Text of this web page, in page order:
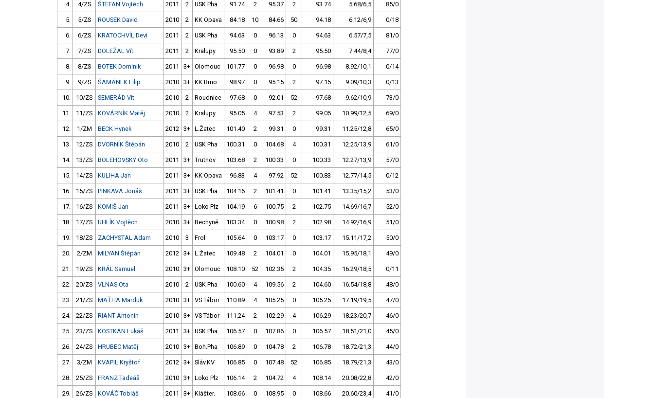
4. 4/ZS ŠTEFAN Vojtěch 2011 2 USK Pha 91.74 2 95.37 2 93.74 5.68/6,5 85/0
5. 5/ZS ROUSEK David 2010 2 KK Opava 84.18 10 84.66 50 94.18 6.12/6,9 0/18
6. 6/ZS KRATOCHVÍL Devi 2011 2 USK Pha 94.63 0 96.13 0 94.63 6.57/7,5 81/0
7. 7/ZS DOLEŽAL Vít 2011 2 Kralupy 95.50 0 93.89 2 95.50 7.44/8,4 77/0
8. 8/ZS BOTEK Dominik 2011 3+ Olomouc 101.77 0 96.98 0 96.98 8.92/10,1 0/14
9. 9/ZS ŠAMÁNEK Filip 2010 3+ KK Brno 98.97 0 95.15 2 97.15 9.09/10,3 0/13
10. 10/ZS SEMERÁD Vít 2010 2 Roudnice 97.68 0 92.01 52 97.68 9.62/10,9 73/0
11. 11/ZS KOVÁRNÍK Matěj 2010 2 Kralupy 95.05 4 97.53 2 99.05 10.99/12,5 69/0
12. 1/ZM BECK Hynek 2012 3+ L.Žatec 101.40 2 99.31 0 99.31 11.25/12,8 65/0
13. 12/ZS DVORNÍK Štěpán 2010 2 USK Pha 100.31 0 104.68 4 100.31 12.25/13,9 61/0
14. 13/ZS BOLEHOVSKÝ Oto 2011 3+ Trutnov 103.68 2 100.33 0 100.33 12.27/13,9 57/0
15. 14/ZS KULIHA Jan 2011 3+ KK Opava 96.83 4 97.92 52 100.83 12.77/14,5 0/12
16. 15/ZS PINKAVA Jonáš 2011 3+ USK Pha 104.16 2 101.41 0 101.41 13.35/15,2 53/0
17. 16/ZS KOMIŠ Jan 2011 3+ Loko Plz 104.19 6 100.75 2 102.75 14.69/16,7 52/0
18. 17/ZS UHLÍK Vojtěch 2010 3+ Bechyně 103.34 0 100.98 2 102.98 14.92/16,9 51/0
19. 18/ZS ZACHYSTAL Adam 2010 3 Frol 105.64 0 103.17 0 103.17 15.11/17,2 50/0
20. 2/ZM MILYAN Štěpán 2012 3+ L.Žatec 109.48 2 104.01 0 104.01 15.95/18,1 49/0
21. 19/ZS KRÁL Samuel 2010 3+ Olomouc 108.10 52 102.35 2 104.35 16.29/18,5 0/11
22. 20/ZS VLNAS Ota 2010 2 USK Pha 100.60 4 109.56 2 104.60 16.54/18,8 48/0
23. 21/ZS MAŤHA Marduk 2010 3+ VS Tábor 110.89 4 105.25 0 105.25 17.19/19,5 47/0
24. 22/ZS RIANT Antonín 2010 3+ VS Tábor 111.24 2 102.29 4 106.29 18.23/20,7 46/0
25. 23/ZS KOSTKAN Lukáš 2011 3+ USK Pha 106.57 0 107.86 0 106.57 18.51/21,0 45/0
26. 24/ZS HRUBEC Matěj 2010 3+ Boh.Pha 106.89 0 104.78 2 106.78 18.72/21,3 44/0
27. 3/ZM KVAPIL Kryštof 2012 3+ Sláv.KV 106.85 0 107.48 52 106.85 18.79/21,3 43/0
28. 25/ZS FRANZ Tadeáš 2010 3+ Loko Plz 106.14 2 104.72 4 108.14 20.08/22,8 42/0
29. 26/ZS KOVÁČ Tobiáš 2011 3+ Klášter. 108.66 0 108.95 0 108.66 20.60/23,4 41/0